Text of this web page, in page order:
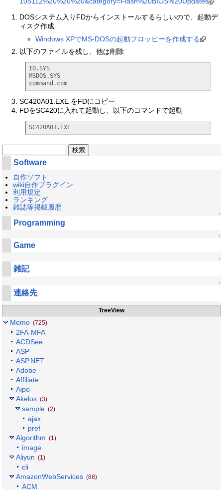
DOSシステム入りFDからインストールするらしいので、起動デ
ィスク作成
Windows XPでMS-DOSの起動フロッピーを作成する
以下のファイルを残し、他は削除
IO.SYS
MSDOS.SYS
command.com
SC420A01.EXE をFDにコピー
FDをSC420に入れて起動し、以下のコマンドで起動
SC420A01.EXE
Software
自作ソフト
wiki自作プラグイン
利用規定
ランキング
雑誌等掲載履歴
↑
Programming
↑
Game
↑
雑記
↑
連絡先
TreeView
Memo (725)
2FA-MFA
ACDSee
ASP
ASP.NET
Adobe
Affiliate
Aipo
Akelos (3)
sample (2)
ajax
pref
Algorithm (1)
image
Aliyun (1)
cli
AmazonWebServices (88)
ACM